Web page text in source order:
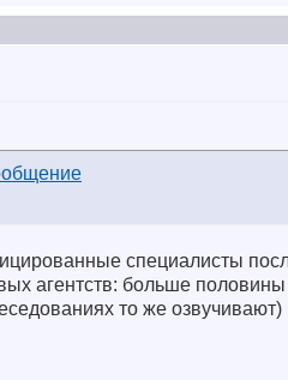
специалисты
агентств: больше
то же озвучивают)